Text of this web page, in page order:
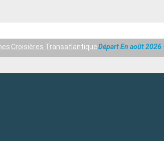
Croisières TransatlantiqueDépart En août 2026